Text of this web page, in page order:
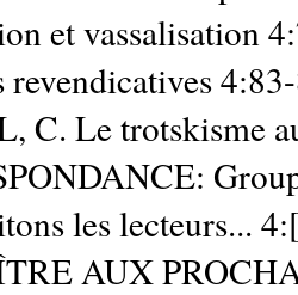
et vassalisation
revendicatives
C. Le trotskisme
les lecteurs...
AUX